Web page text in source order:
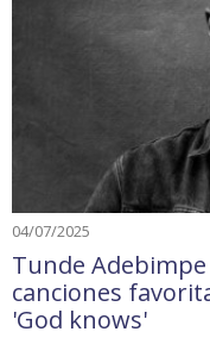
04/07/2025
Tunde
canciones
'God knows'